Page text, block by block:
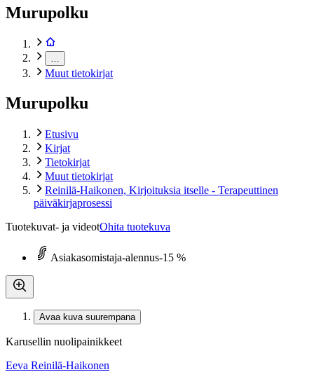
Murupolku
Muut tietokirjat
Murupolku
Etusivu
Kirjat
Tietokirjat
Muut tietokirjat
Reinilä-Haikonen, Kirjoituksia itselle - Terapeuttinen
päiväkirjaprosessi
Tuotekuvat- ja videotOhita tuotekuva
Asiakasomistaja-alennus-15 %
Avaa kuva suurempana
Karusellin nuolipainikkeet
Eeva Reinilä-Haikonen